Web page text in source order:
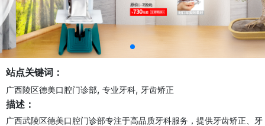
站点关键词：
广西陵区德美口腔门诊部, 专业牙科, 牙齿矫正
描述：
广西武陵区德美口腔门诊部专注于高品质牙科服务，提供牙齿矫正、牙